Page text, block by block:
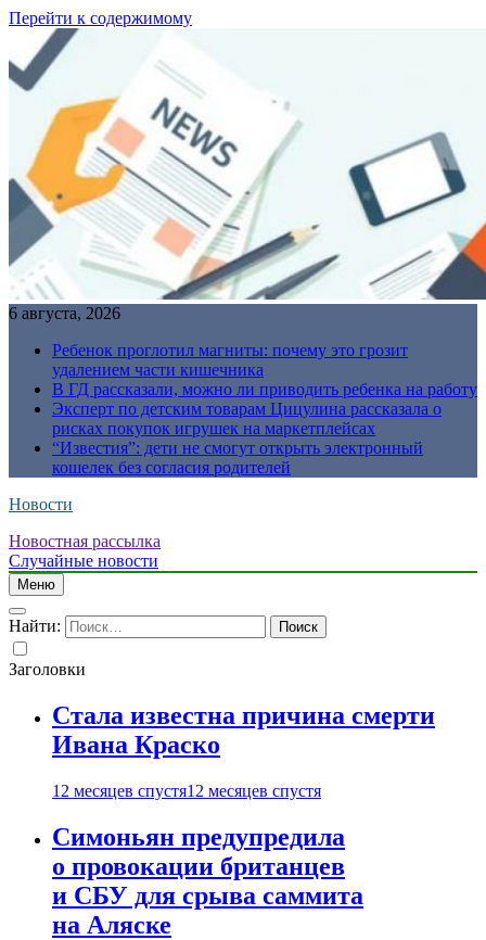
Перейти к содержимому
6 августа, 2026
Ребенок проглотил магниты: почему это грозит
удалением части кишечника
В ГД рассказали, можно ли приводить ребенка на работу
Эксперт по детским товарам Цицулина рассказала о
рисках покупок игрушек на маркетплейсах
“Известия”: дети не смогут открыть электронный
кошелек без согласия родителей
Новости
Новостная рассылка
Случайные новости
Меню
Найти:
Заголовки
Стала известна причина смерти
Ивана Краско
12 месяцев спустя12 месяцев спустя
Симоньян предупредила
о провокации британцев
и СБУ для срыва саммита
на Аляске